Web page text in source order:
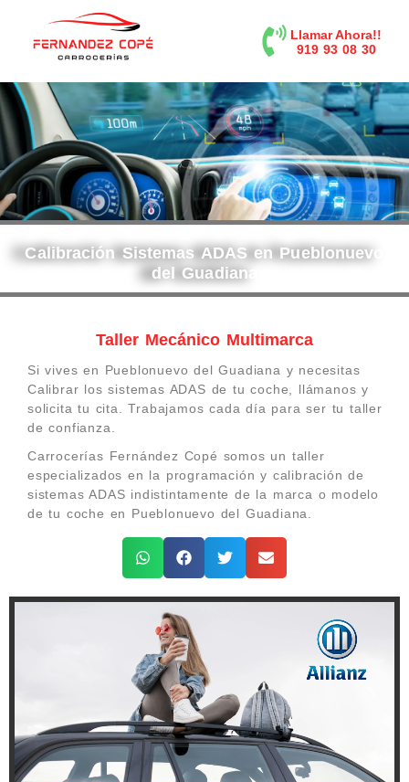
Llamar Ahora!!
919 93 08 30
Calibración Sistemas ADAS en Pueblonuevo
del Guadiana
Taller Mecánico Multimarca
Si vives en Pueblonuevo del Guadiana y necesitas
Calibrar los sistemas ADAS de tu coche, llámanos y
solicita tu cita. Trabajamos cada día para ser tu taller
de confianza.
Carrocerías Fernández Copé somos un taller
especializados en la programación y calibración de
sistemas ADAS indistintamente de la marca o modelo
de tu coche en Pueblonuevo del Guadiana.